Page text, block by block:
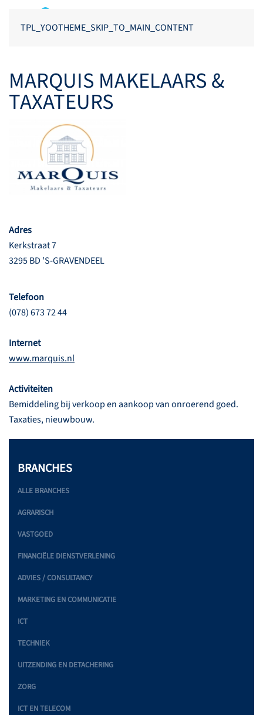
TPL_YOOTHEME_SKIP_TO_MAIN_CONTENT
MARQUIS MAKELAARS &
TAXATEURS
Adres
Kerkstraat 7
3295 BD 'S-GRAVENDEEL
Telefoon
(078) 673 72 44
Internet
www.marquis.nl
Activiteiten
Bemiddeling bij verkoop en aankoop van onroerend goed.
Taxaties, nieuwbouw.
BRANCHES
ALLE BRANCHES
AGRARISCH
VASTGOED
FINANCIËLE DIENSTVERLENING
ADVIES / CONSULTANCY
MARKETING EN COMMUNICATIE
ICT
TECHNIEK
UITZENDING EN DETACHERING
ZORG
ICT EN TELECOM